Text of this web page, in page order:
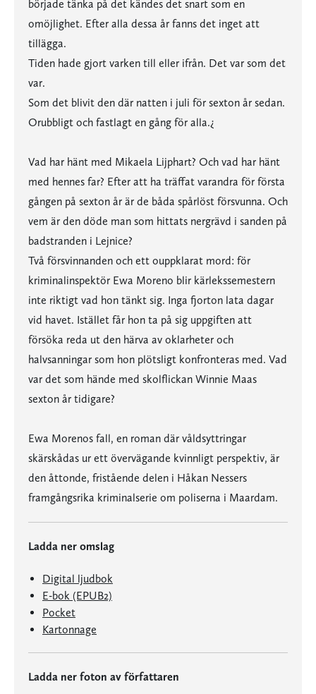
började tänka på det kändes det snart som en
omöjlighet. Efter alla dessa år fanns det inget att
tillägga.
Tiden hade gjort varken till eller ifrån. Det var som det
var.
Som det blivit den där natten i juli för sexton år sedan.
Orubbligt och fastlagt en gång för alla.¿
Vad har hänt med Mikaela Lijphart? Och vad har hänt
med hennes far? Efter att ha träffat varandra för första
gången på sexton år är de båda spårlöst försvunna. Och
vem är den döde man som hittats nergrävd i sanden på
badstranden i Lejnice?
Två försvinnanden och ett ouppklarat mord: för
kriminalinspektör Ewa Moreno blir kärlekssemestern
inte riktigt vad hon tänkt sig. Inga fjorton lata dagar
vid havet. Istället får hon ta på sig uppgiften att
försöka reda ut den härva av oklarheter och
halvsanningar som hon plötsligt konfronteras med. Vad
var det som hände med skolflickan Winnie Maas
sexton år tidigare?
Ewa Morenos fall, en roman där våldsyttringar
skärskådas ur ett övervägande kvinnligt perspektiv, är
den åttonde, fristående delen i Håkan Nessers
framgångsrika kriminalserie om poliserna i Maardam.
Ladda ner omslag
Digital ljudbok
E-bok (EPUB2)
Pocket
Kartonnage
Ladda ner foton av författaren